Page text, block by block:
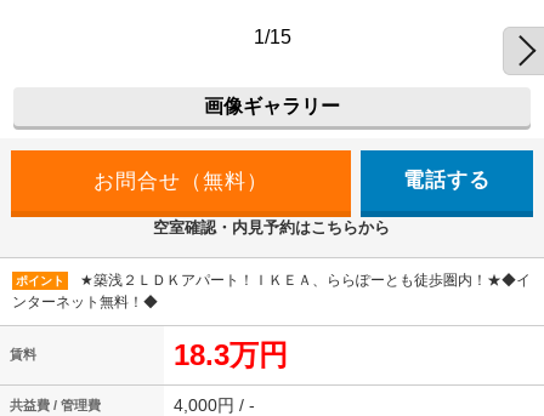
1/15
画像ギャラリー
電話する
空室確認・内見予約はこちらから
ポイント
★築浅２ＬＤＫアパート！ＩＫＥＡ、ららぽーとも徒歩圏内！★◆イ
ンターネット無料！◆
賃料 18.3万円
共益費 / 管理費 4,000円 / -